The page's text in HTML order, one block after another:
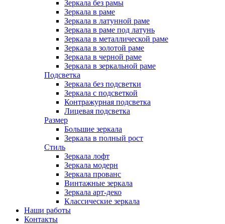
Зеркала без рамы
Зеркала в раме
Зеркала в латунной раме
Зеркала в раме под латунь
Зеркала в металлической раме
Зеркала в золотой раме
Зеркала в черной раме
Зеркала в зеркальной раме
Подсветка
Зеркала без подсветки
Зеркала с подсветкой
Контражурная подсветка
Лицевая подсветка
Размер
Большие зеркала
Зеркала в полный рост
Стиль
Зеркала лофт
Зеркала модерн
Зеркала прованс
Винтажные зеркала
Зеркала арт-деко
Классические зеркала
Наши работы
Контакты